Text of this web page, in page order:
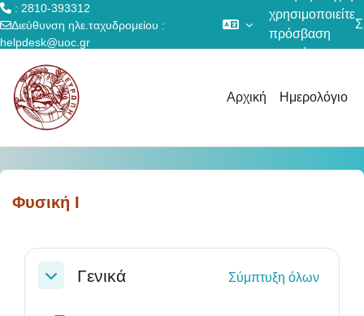
: 2810-393312
Διεύθυνση ηλε.ταχυδρομείου :
helpdesk@uoc.gr
χρησιμοποιείτε
πρόσβαση
επισκέπτη
Αρχική Ημερολόγιο
Φυσική Ι
Section outline
Σύμπτυξη
Γενικά Σύμπτυξη όλων